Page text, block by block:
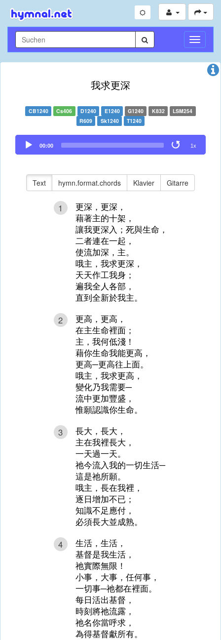
我求更深
CB1240 Cs406 D1240 E1240 G1240 K832
LSM254
R609
Sk1240 T1240
Audio
Player
00:00 1x
Text hymn.format.chords Klavier Gitarre
1
更深，更深，
藉著主的十架，
讓我更深入；死與生命，
二者連在一起，
使流加深，主。
哦主，我求更深，
天天作工我身；
遍我全人各部，
直到全新於我主。
2
更高，更高，
在主生命裡面；
主，我何低淺！
藉你生命我能更高，
更高─更高往上面。
哦主，我求更高，
變化乃我需要─
流中更加豐盛，
惟願認識你生命。
3
長大，長大，
主在我裡長大，
一天過一天。
祂今流入我的一切生活─
這是祂所願。
哦主，長在我裡，
逐日增加不已；
知識不足應付，
必須長大並成熟。
4
生活，生活，
基督是我生活，
祂實際無限！
小事，大事，任何事，
一切事─祂都在裡面。
每日活出基督，
時刻將祂流露，
祂名你當呼求，
為得基督獻所有。